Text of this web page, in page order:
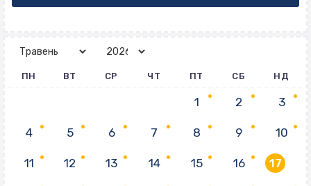
ПН ВТ СР ЧТ ПТ СБ НД
1 2 3
4 5 6 7 8 9 10
11 12 13 14 15 16 17